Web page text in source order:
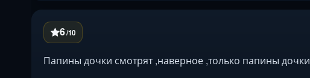
6/10
Папины дочки смотрят ,наверное ,только папины дочки